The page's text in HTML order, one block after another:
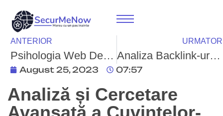
ANTERIOR
Psihologia Web Design-ului: Înțelegerea Comportamentului Utilizatorilor
URMATOR
Analiza Backlink-urilor Susținută de Inteligența Artificială: Inovații în Strategiile SEO Off-Page
August 25, 2023 07:57
Analiză și Cercetare